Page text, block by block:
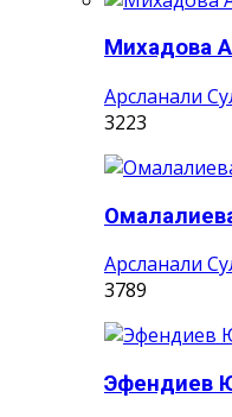
Михадова
Арсланали
3223
Арсланали
3789
Эфендиев